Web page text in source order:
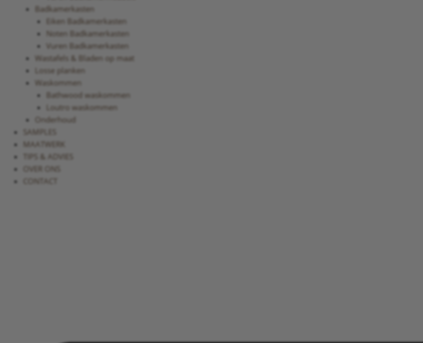
Badkamerkasten
Eiken Badkamerkasten
Noten Badkamerkasten
Vuren Badkamerkasten
Wastafels & Bladen op maat
Losse planken
Waskommen
Bathwood waskommen
Loutro waskommen
Onderhoud
SAMPLES
MAATWERK
TIPS & ADVIES
OVER ONS
CONTACT